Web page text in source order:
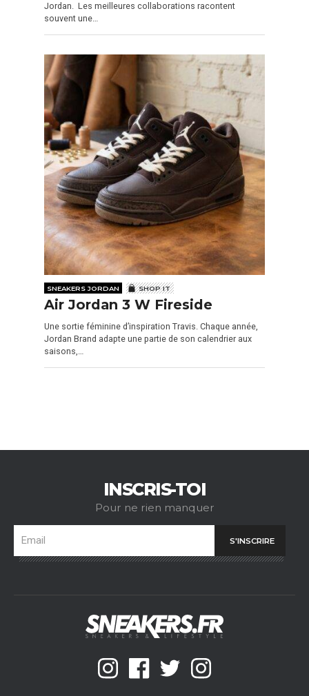
Jordan. Les meilleures collaborations racontent
souvent une…
SNEAKERS JORDAN SHOP IT
Air Jordan 3 W Fireside
Une sortie féminine d’inspiration Travis. Chaque année,
Jordan Brand adapte une partie de son calendrier aux
saisons,…
INSCRIS-TOI
Pour ne rien manquer